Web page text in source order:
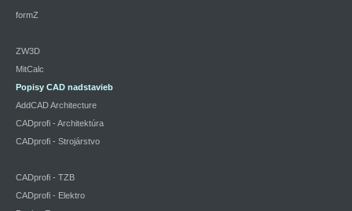
formZ
ZW3D
MitCalc
Popisy CAD nadstavieb
AddCAD Architecture
CADprofi - Architektúra
CADprofi - Strojárstvo
CADprofi - TZB
CADprofi - Elektro